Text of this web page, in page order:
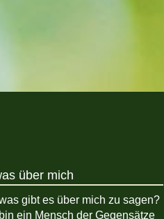
über mich
gibt es über mich zu sagen?
ein Mensch der Gegensätze